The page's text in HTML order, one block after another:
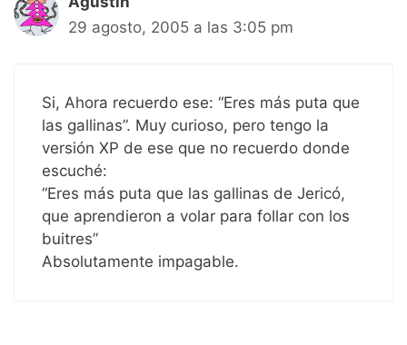
29 agosto, 2005 a las 3:05 pm
Si, Ahora recuerdo ese: “Eres más puta que
las gallinas”. Muy curioso, pero tengo la
versión XP de ese que no recuerdo donde
escuché:
“Eres más puta que las gallinas de Jericó,
que aprendieron a volar para follar con los
buitres”
Absolutamente impagable.